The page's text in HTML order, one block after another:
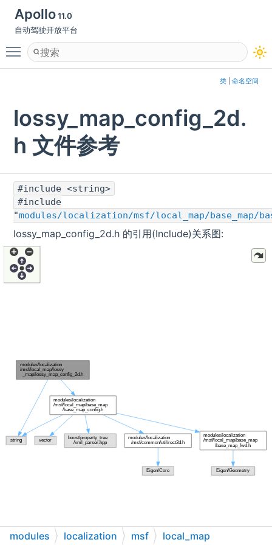
Apollo11.0
自动驾驶开放平台
Toggle main menu visibility
类| 命名空间
lossy_map_config_2d.
h 文件参考
#include <string>
#include
"modules/localization/msf/local_map/base_map/
lossy_map_config_2d.h 的引用(Include)关系图:
modules localization msf local_map